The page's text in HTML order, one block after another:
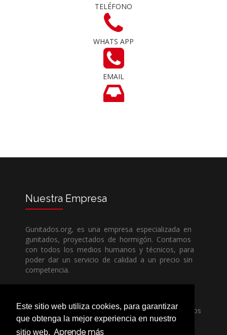
Este sitio web utiliza cookies, para garantizar
que obtenga la mejor experiencia en nuestro
sitio web. Aprende más
TELÉFONO
WHATS APP
EMAIL
Nuestra Empresa
Gunitados.org, es una empresa especializada en
gunitados, proyectados de hormigón. Contamos
con todos los medios humanos y técnicos, para
poder dar un servicio de calidad a un precio sin
competencia.
en llamarnos, nuestros técnicos estran encantados
de poder ayudarle, ya sea usted particular o
profesional.